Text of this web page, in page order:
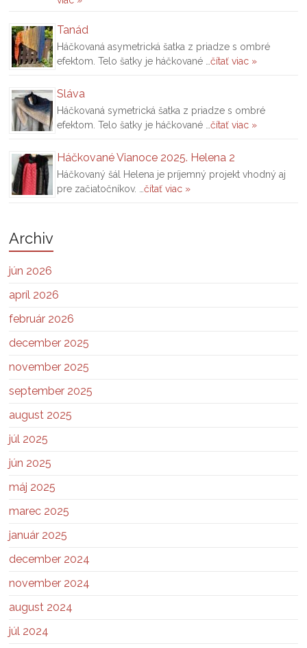
Tanád
Háčkovaná asymetrická šatka z priadze s ombré
efektom. Telo šatky je háčkované …čítať viac »
Sláva
Háčkovaná symetrická šatka z priadze s ombré
efektom. Telo šatky je háčkované …čítať viac »
Háčkované Vianoce 2025. Helena 2
Háčkovaný šál Helena je príjemný projekt vhodný aj
pre začiatočníkov. …čítať viac »
Archiv
jún 2026
apríl 2026
február 2026
december 2025
november 2025
september 2025
august 2025
júl 2025
jún 2025
máj 2025
marec 2025
január 2025
december 2024
november 2024
august 2024
júl 2024